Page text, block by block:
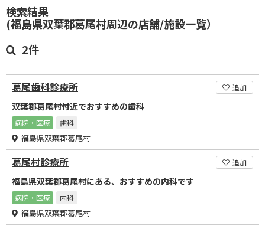
検索結果
(福島県双葉郡葛尾村周辺の店舗/施設一覧）
2件
葛尾歯科診療所 追加
双葉郡葛尾村付近でおすすめの歯科
病院・医療 歯科
福島県双葉郡葛尾村
葛尾村診療所 追加
福島県双葉郡葛尾村にある、おすすめの内科です
病院・医療 内科
福島県双葉郡葛尾村